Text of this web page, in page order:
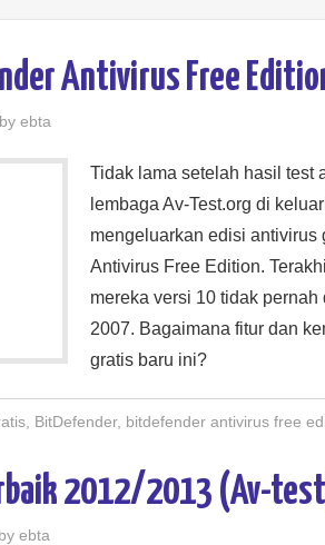
Antivirus Free
by ebta
Tidak lama setelah hasil test
lembaga Av-Test.org di
mengeluarkan edisi antivirus
Antivirus Free Edition.
mereka versi 10 tidak pernah
2007. Bagaimana fitur dan
gratis baru ini?
, BitDefender, bitdefender antivirus free
2012/2013 (Av-
by ebta